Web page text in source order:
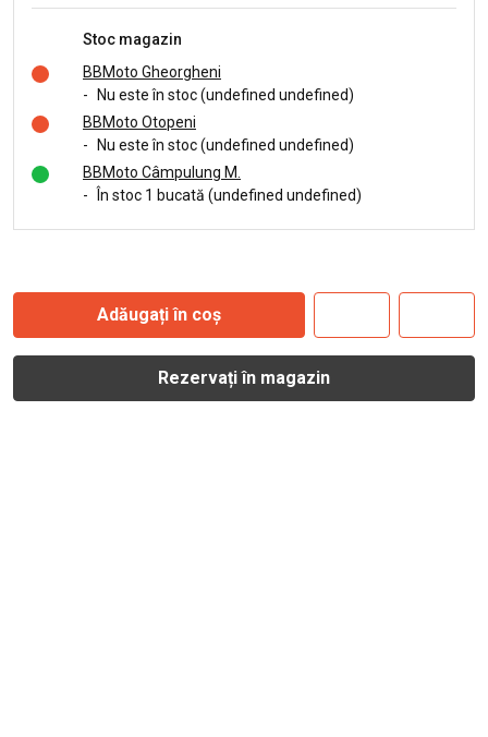
Stoc magazin
BBMoto Gheorgheni
-
Nu este în stoc (undefined undefined)
BBMoto Otopeni
-
Nu este în stoc (undefined undefined)
BBMoto Câmpulung M.
-
În stoc 1 bucată (undefined undefined)
Adăugați în coș
Rezervați în magazin